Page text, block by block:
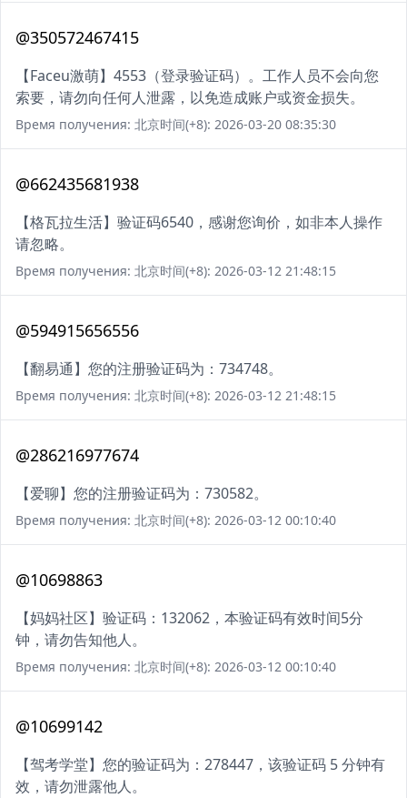
@350572467415
【Faceu激萌】4553（登录验证码）。工作人员不会向您
索要，请勿向任何人泄露，以免造成账户或资金损失。
Время получения: 北京时间(+8): 2026-03-20 08:35:30
@662435681938
【格瓦拉生活】验证码6540，感谢您询价，如非本人操作
请忽略。
Время получения: 北京时间(+8): 2026-03-12 21:48:15
@594915656556
【翻易通】您的注册验证码为：734748。
Время получения: 北京时间(+8): 2026-03-12 21:48:15
@286216977674
【爱聊】您的注册验证码为：730582。
Время получения: 北京时间(+8): 2026-03-12 00:10:40
@10698863
【妈妈社区】验证码：132062，本验证码有效时间5分
钟，请勿告知他人。
Время получения: 北京时间(+8): 2026-03-12 00:10:40
@10699142
【驾考学堂】您的验证码为：278447，该验证码 5 分钟有
效，请勿泄露他人。